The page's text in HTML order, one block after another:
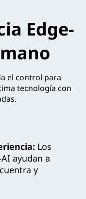
Edge-
el control para
tecnología con
Los
ayudan a
y